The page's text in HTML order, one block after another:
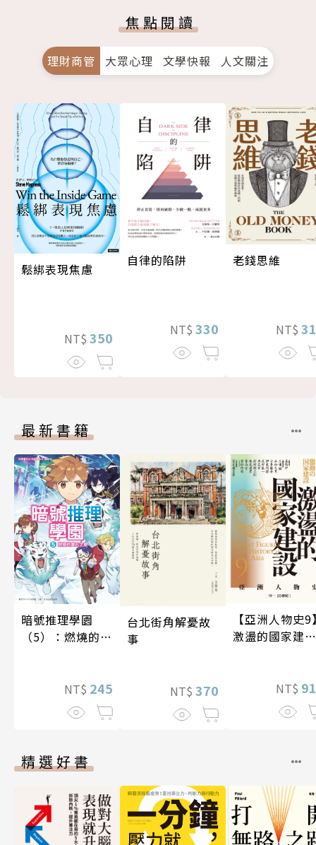
焦點閱讀
理財商管 大眾心理 文學快報 人文關注
鬆綁表現焦慮
NT$ 350
自律的陷阱
NT$ 330
老錢思維
NT$
最新書籍
暗號推理學園
（5）：燃燒的寶
NT$ 245
台北街角解憂故
事
NT$ 370
【亞洲人物史9
激盪的國家建設
NT$
精選好書